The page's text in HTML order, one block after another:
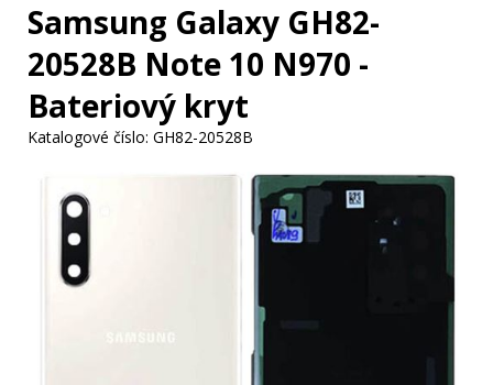
Samsung Galaxy GH82-
20528B Note 10 N970 -
Bateriový kryt
Katalogové číslo: GH82-20528B